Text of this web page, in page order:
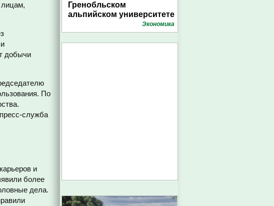
добычи
По
служба
и
более
дела.
Гренобльском
альпийском университете
Экономика